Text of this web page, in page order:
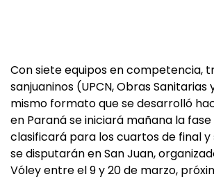
Con siete equipos en competencia,
sanjuaninos (UPCN, Obras Sanitarias
mismo formato que se desarrolló
en Paraná se iniciará mañana la
clasificará para los cuartos de final y
se disputarán en San Juan,
Vóley entre el 9 y 20 de marzo,